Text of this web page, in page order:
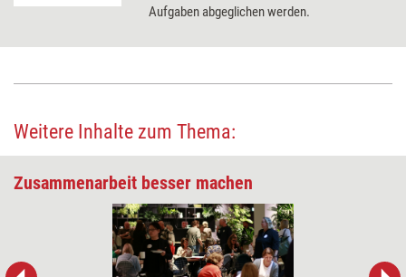
Aufgaben abgeglichen werden.
Weitere Inhalte zum Thema:
Zusammenarbeit besser machen